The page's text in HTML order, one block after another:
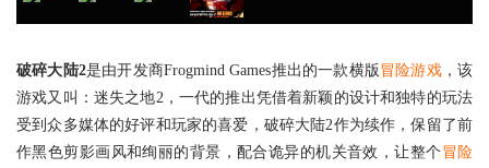
破碎大陆2是由开发商Frogmind Games推出的一款横版冒险游戏，该
游戏又叫：迷失之地2，一代的推出凭借着新颖的设计和独特的玩法
受到众多媒体的好评和玩家的喜爱，破碎大陆2作为续作，保留了前
作黑色剪影画风和绚丽的背景，配合诡异的机关音效，让整个 冒险